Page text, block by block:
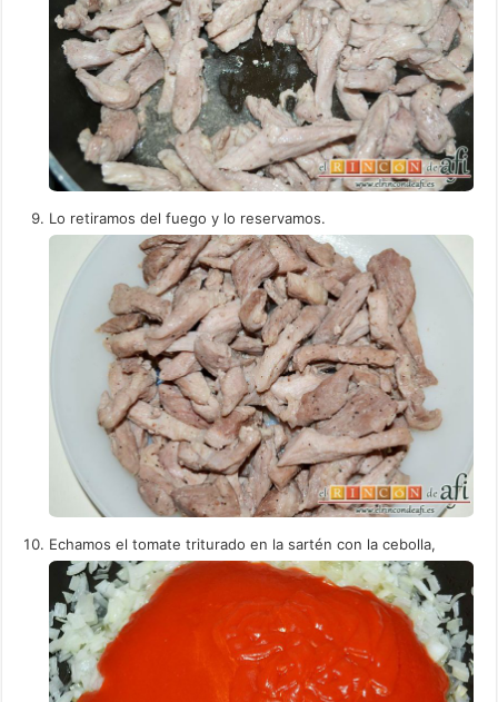
Lo retiramos del fuego y lo reservamos.
Echamos el tomate triturado en la sartén con la cebolla,